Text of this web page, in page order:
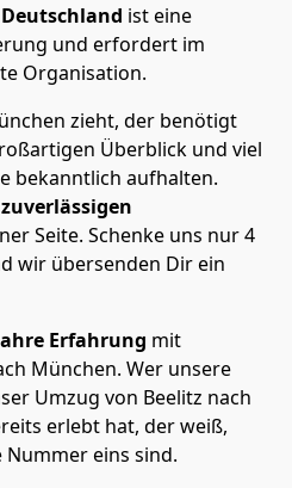
ist eine
und erfordert im
Organisation.
zieht, der benötigt
Überblick und viel
bekanntlich aufhalten.
zuverlässigen
Seite. Schenke uns nur4
wir übersenden Dir ein
Erfahrung mit
München. Wer unsere
Umzug von Beelitz nach
erlebt hat, der weiß,
eins sind.